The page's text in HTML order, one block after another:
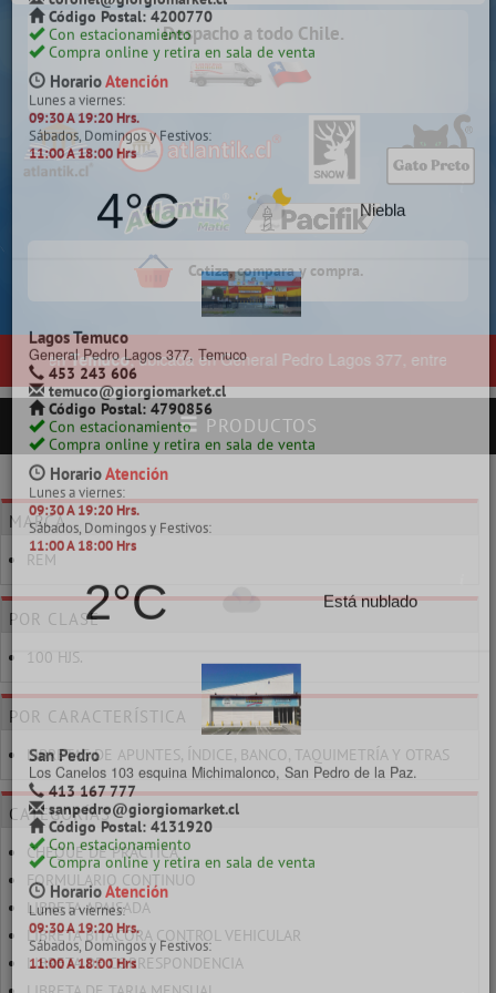
Despacho a todo Chile.
Cotiza, compara y compra.
Temuco, ubicada en General Pedro Lagos 377, entre calles
Chillán
Constitución 142, Chillán
422 257 761
chillan@giorgiomarket.cl
Código Postal: 3800718
Con estacionamiento pagado
Compra online y retira en sala de venta
Horario Atención
09:30 A 19:20 Hrs.
Sábados, Domingos y Festivos:
-1°C
Coronel
Manuel Montt 871, Villa Mora, Coronel.
413 832 822
coronel@giorgiomarket.cl
Código Postal: 4200770
Con estacionamiento
Compra online y retira en sala de venta
Horario Atención
Lunes a viernes:
09:30 A 19:20 Hrs.
11:00 A 18:00 Hrs
4°C
Lagos Temuco
General Pedro Lagos 377, Temuco
453 243 606
temuco@giorgiomarket.cl
Código Postal: 4790856
Con estacionamiento
Compra online y retira en sala de venta
HorarioAtención
PRODUCTOS
MARCA
REM
POR CLASE
100 HJS.
POR CARACTERÍSTICA
LIBRETAS DE APUNTES, ÍNDICE, BANCO, TAQUIMETRÍA Y OTRAS
CATEGORÍAS
CHEQUE DE PRÁCTICA
FORMULARIO CONTINUO
LIBRETA APAISADA
LIBRETA BITACORA CONTROL VEHICULAR
LIBRETA DE CORRESPONDENCIA